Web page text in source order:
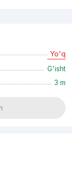
Yo'q
G'isht
3 m